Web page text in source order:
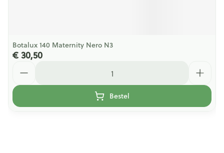
Botalux 140 Maternity Nero N3
€ 30,50
Bestel